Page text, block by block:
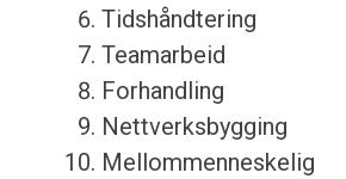
Tidshåndtering
Teamarbeid
Forhandling
Nettverksbygging
Mellommenneskelig